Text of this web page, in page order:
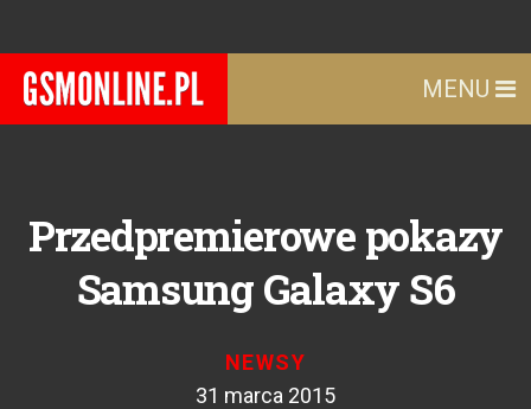
MENU
Przedpremierowe pokazy
Samsung Galaxy S6
NEWSY
31 marca 2015